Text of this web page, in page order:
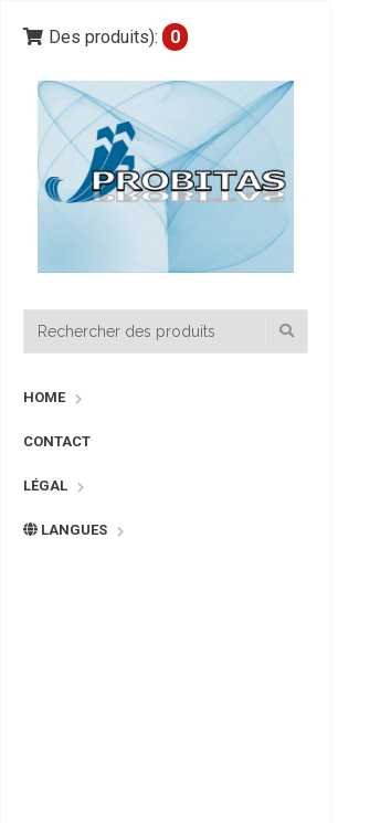
Des produits): 0
HOME
CONTACT
LÉGAL
LANGUES